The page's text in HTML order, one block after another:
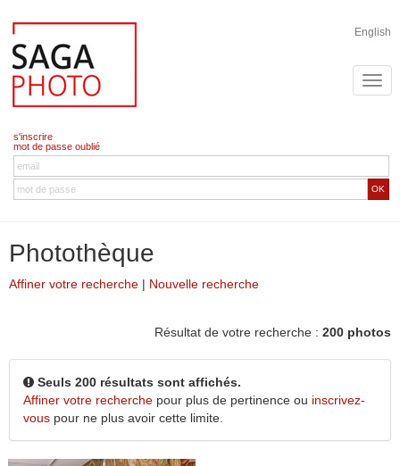
English
s'inscrire
mot de passe oublié
OK
Photothèque
Affiner votre recherche | Nouvelle recherche
Résultat de votre recherche : 200 photos
Seuls 200 résultats sont affichés.
Affiner votre recherche pour plus de pertinence ou inscrivez-
vous pour ne plus avoir cette limite.